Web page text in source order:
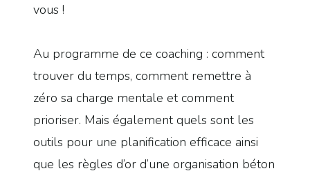
vous !
Au programme de ce coaching : comment
trouver du temps, comment remettre à
zéro sa charge mentale et comment
prioriser. Mais également quels sont les
outils pour une planification efficace ainsi
que les règles d’or d’une organisation béton